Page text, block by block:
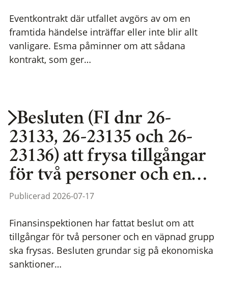
Eventkontrakt där utfallet avgörs av om en
framtida händelse inträffar eller inte blir allt
vanligare. Esma påminner om att sådana
kontrakt, som ger…
Besluten (FI dnr 26-
23133, 26-23135 och 26-
23136) att frysa tillgångar
för två personer och en…
Publicerad 2026-07-17
Finansinspektionen har fattat beslut om att
tillgångar för två personer och en väpnad grupp
ska frysas. Besluten grundar sig på ekonomiska
sanktioner…